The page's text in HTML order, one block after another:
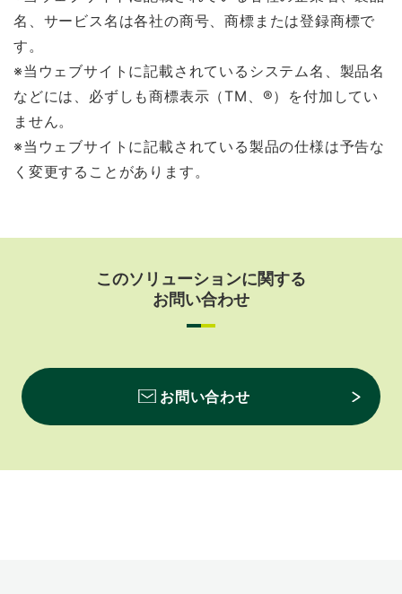
名、サービス名は各社の商号、商標または登録商標で
す。
※当ウェブサイトに記載されているシステム名、製品名
などには、必ずしも商標表示（TM、®）を付加してい
ません。
※当ウェブサイトに記載されている製品の仕様は予告な
く変更することがあります。
このソリューションに関する
お問い合わせ
お問い合わせ